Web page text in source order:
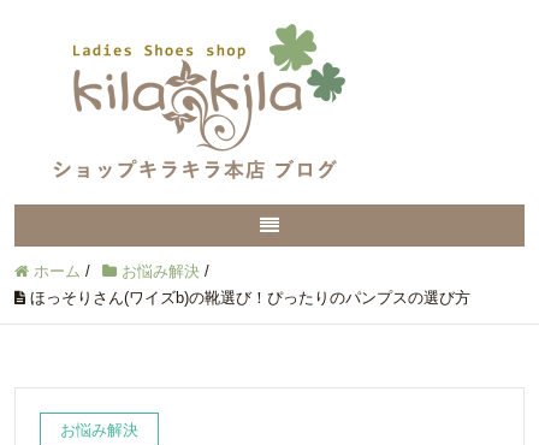
ホーム / お悩み解決 /
ほっそりさん(ワイズb)の靴選び！ぴったりのパンプスの選び方
お悩み解決